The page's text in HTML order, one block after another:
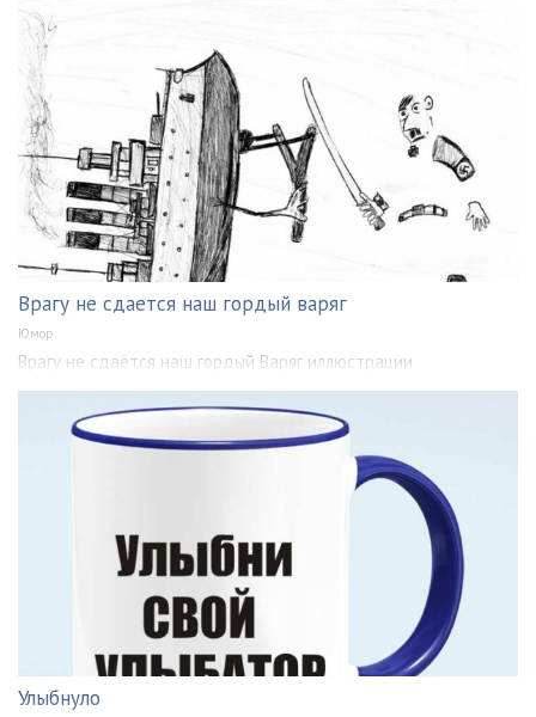
Врагу не сдается наш гордый варяг
Юмор
Врагу не сдаётся наш гордый Варяг иллюстрации
Улыбнуло